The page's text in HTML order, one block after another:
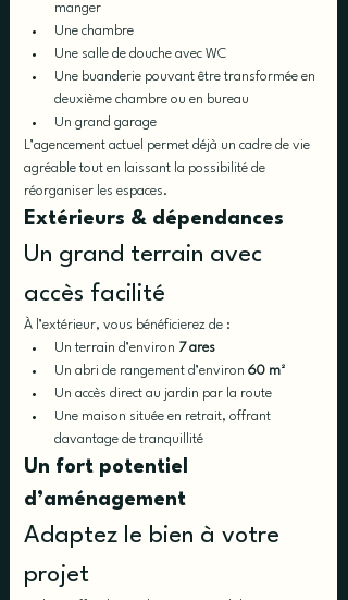
manger
Une chambre
Une salle de douche avec WC
Une buanderie pouvant être transformée en
deuxième chambre ou en bureau
Un grand garage
L’agencement actuel permet déjà un cadre de vie
agréable tout en laissant la possibilité de
réorganiser les espaces.
Extérieurs & dépendances
Un grand terrain avec
accès facilité
À l’extérieur, vous bénéficierez de :
Un terrain d’environ 7 ares
Un abri de rangement d’environ 60 m²
Un accès direct au jardin par la route
Une maison située en retrait, offrant
davantage de tranquillité
Un fort potentiel
d’aménagement
Adaptez le bien à votre
projet